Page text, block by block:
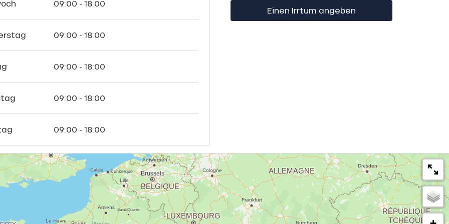
09:00 - 18:00
09:00 - 18:00
09:00 - 18:00
09:00 - 18:00
09:00 - 18:00
Einen Irrtum angeben